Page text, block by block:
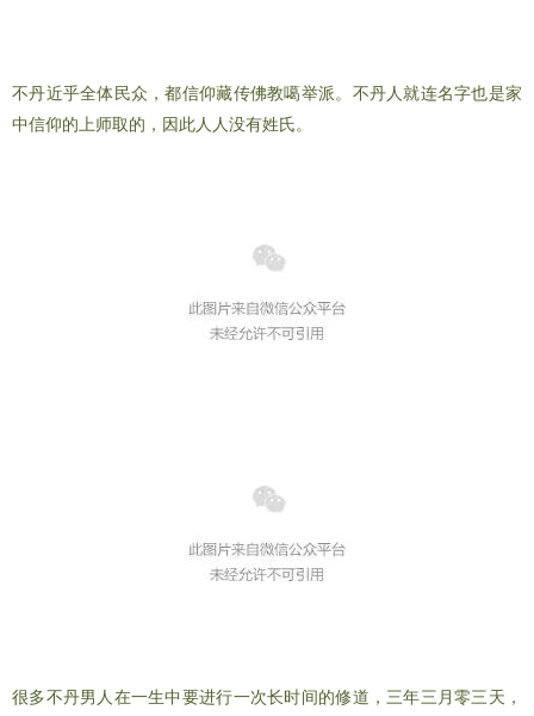
不丹近乎全体民众，都信仰藏传佛教噶举派。不丹人就连名字也是家
中信仰的上师取的，因此人人没有姓氏。
很多不丹男人在一生中要进行一次长时间的修道，三年三月零三天，